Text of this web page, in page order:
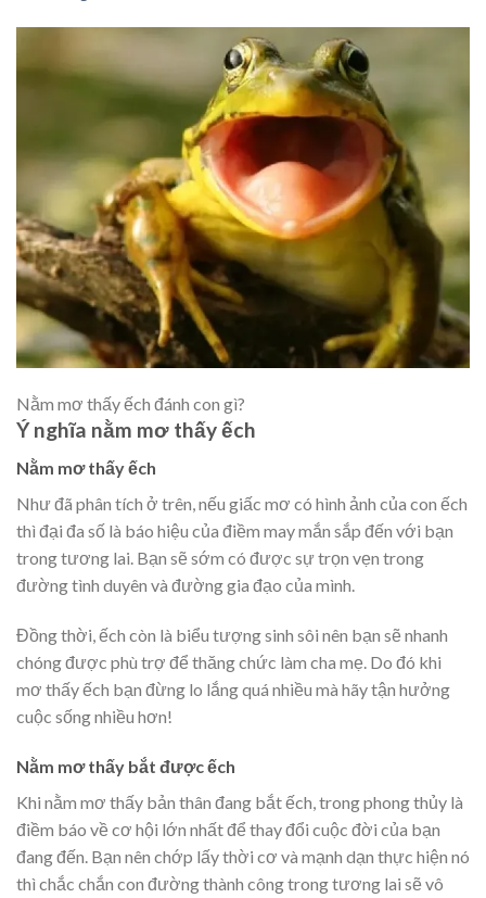
Nằm mơ thấy ếch đánh con gì?
Ý nghĩa nằm mơ thấy ếch
Nằm mơ thấy ếch
Như đã phân tích ở trên, nếu giấc mơ có hình ảnh của con ếch
thì đại đa số là báo hiệu của điềm may mắn sắp đến với bạn
trong tương lai. Bạn sẽ sớm có được sự trọn vẹn trong
đường tình duyên và đường gia đạo của mình.
Đồng thời, ếch còn là biểu tượng sinh sôi nên bạn sẽ nhanh
chóng được phù trợ để thăng chức làm cha mẹ. Do đó khi
mơ thấy ếch bạn đừng lo lắng quá nhiều mà hãy tận hưởng
cuộc sống nhiều hơn!
Nằm mơ thấy bắt được ếch
Khi nằm mơ thấy bản thân đang bắt ếch, trong phong thủy là
điềm báo về cơ hội lớn nhất để thay đổi cuộc đời của bạn
đang đến. Bạn nên chớp lấy thời cơ và mạnh dạn thực hiện nó
thì chắc chắn con đường thành công trong tương lai sẽ vô